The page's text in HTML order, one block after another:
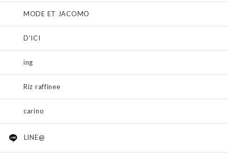
MODE ET JACOMO
D'ICI
ing
Riz raffinee
carino
LINE@